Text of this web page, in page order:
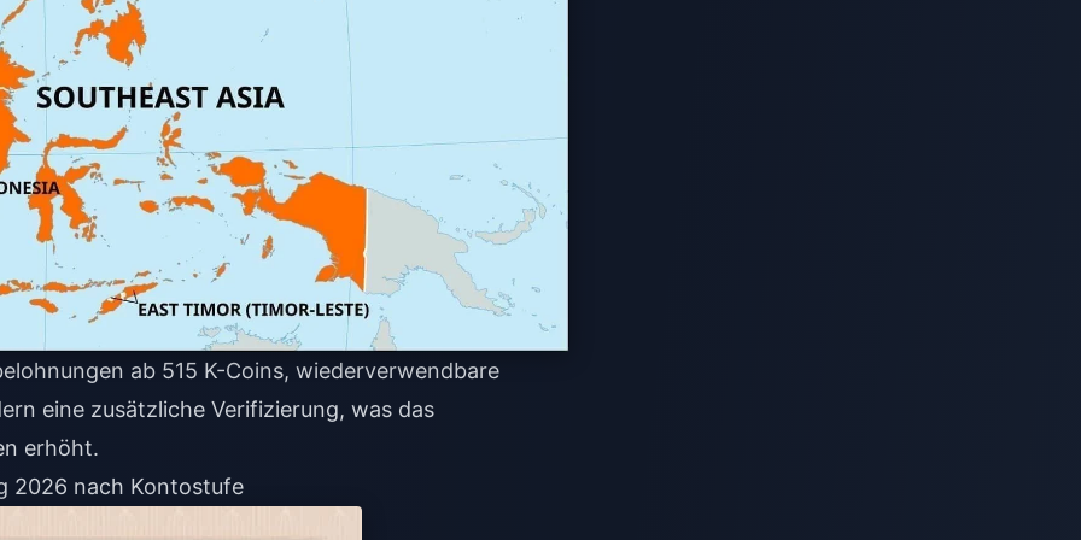
ab 515 K-Coins, wiederverwendbare
eine zusätzliche Verifizierung, was das
erhöht.
2026 nach Kontostufe